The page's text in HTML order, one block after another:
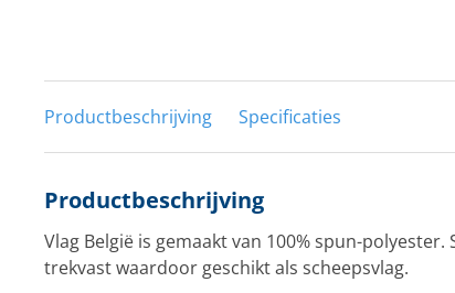
Productbeschrijving Specificaties
Productbeschrijving
Vlag België is gemaakt van 100% spun-
trekvast waardoor geschikt als scheepsvlag.